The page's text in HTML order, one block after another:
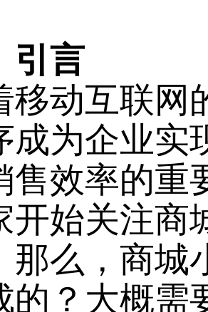
引言
移动互联网
成为企业实
售效率的重
开始关注商
那么，商城
的？大概需